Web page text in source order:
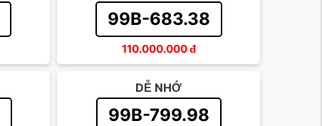
99B-683.38
110.000.000đ
DỄ NHỚ
99B-799.98